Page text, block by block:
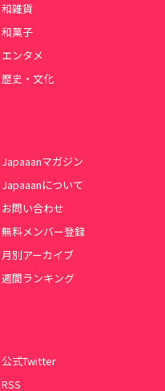
和雑貨
和菓子
エンタメ
歴史・文化
Japaaanマガジン
Japaaanについて
お問い合わせ
無料メンバー登録
月別アーカイブ
週間ランキング
公式Twitter
RSS